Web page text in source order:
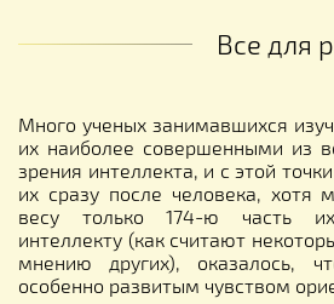
Все для
Много ученых занимавшихся
их наиболее совершенными из
зрения интеллекта, и с этой
их сразу после человека, хотя
весу только 174-ю часть
интеллекту (как считают
мнению других), оказалось,
особенно развитым чувством